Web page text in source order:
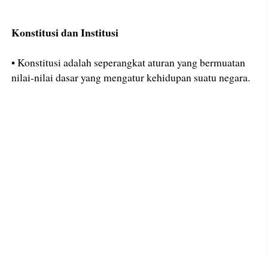
Konstitusi dan Institusi
• Konstitusi adalah seperangkat aturan yang bermuatan
nilai-nilai dasar yang mengatur kehidupan suatu negara.